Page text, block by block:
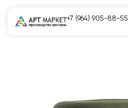
+7 (964) 905-88-55